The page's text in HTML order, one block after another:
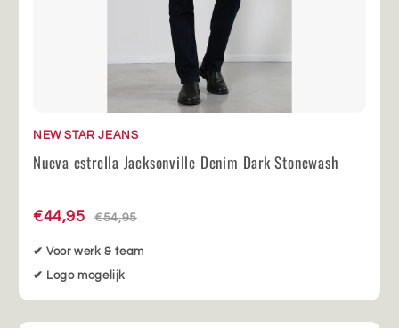
NEW STAR JEANS
Nueva estrella Jacksonville Denim Dark Stonewash
€44,95 €54,95
✔ Voor werk & team
✔ Logo mogelijk